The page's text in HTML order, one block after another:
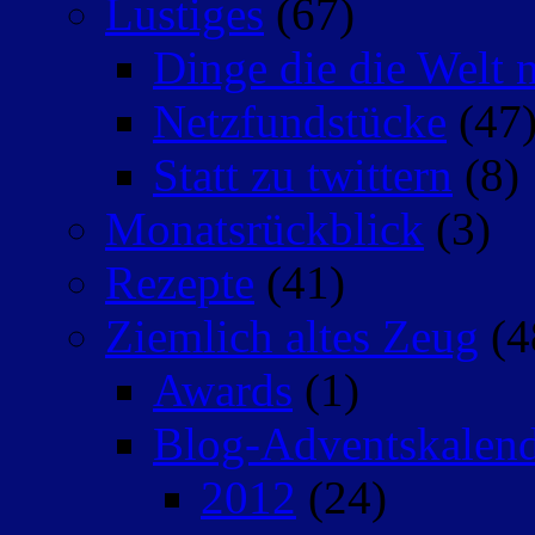
Lustiges (67)
Dinge die die Welt
Netzfundstücke
Statt zu twittern (8)
Monatsrückblick (3)
Rezepte (41)
Ziemlich altes Zeug
Awards (1)
Blog-
2012 (24)